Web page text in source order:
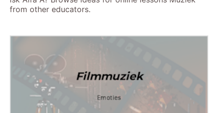
from other educators.